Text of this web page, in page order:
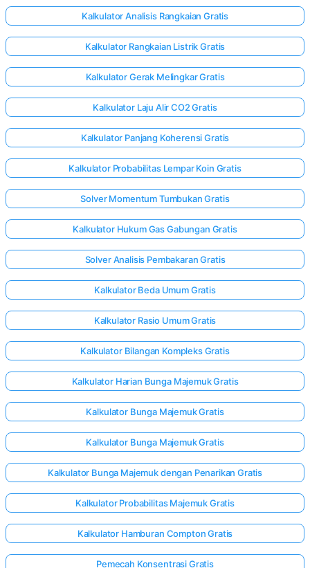
Kalkulator Analisis Rangkaian Gratis
Kalkulator Rangkaian Listrik Gratis
Kalkulator Gerak Melingkar Gratis
Kalkulator Laju Alir CO2 Gratis
Kalkulator Panjang Koherensi Gratis
Kalkulator Probabilitas Lempar Koin Gratis
Solver Momentum Tumbukan Gratis
Kalkulator Hukum Gas Gabungan Gratis
Solver Analisis Pembakaran Gratis
Kalkulator Beda Umum Gratis
Kalkulator Rasio Umum Gratis
Kalkulator Bilangan Kompleks Gratis
Kalkulator Harian Bunga Majemuk Gratis
Kalkulator Bunga Majemuk Gratis
Kalkulator Bunga Majemuk Gratis
Kalkulator Bunga Majemuk dengan Penarikan Gratis
Kalkulator Probabilitas Majemuk Gratis
Kalkulator Hamburan Compton Gratis
Pemecah Konsentrasi Gratis